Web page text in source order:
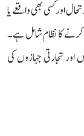
اور کسی بھی واقعے یا
جاری کرنے کا نظام شامل ہے۔
اور تجارتی جہازوں کی